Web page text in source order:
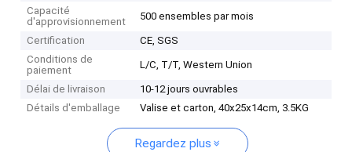
Capacité
d'approvisionnement
500 ensembles par mois
Certification
CE, SGS
Conditions de
paiement
L/C, T/T, Western Union
Délai de livraison
10-12 jours ouvrables
Détails d'emballage
Valise et carton, 40x25x14cm, 3.5KG
Regardez plus